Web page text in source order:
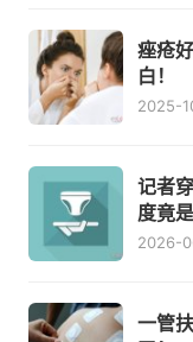
痤疮
白！
2025-
记者
度竟
2026-
一管